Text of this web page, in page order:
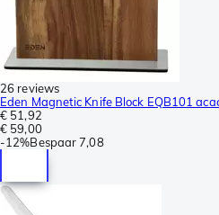
26 reviews
Eden Magnetic Knife Block EQB101
€ 51,92
€ 59,00
-12%Bespaar 7,08